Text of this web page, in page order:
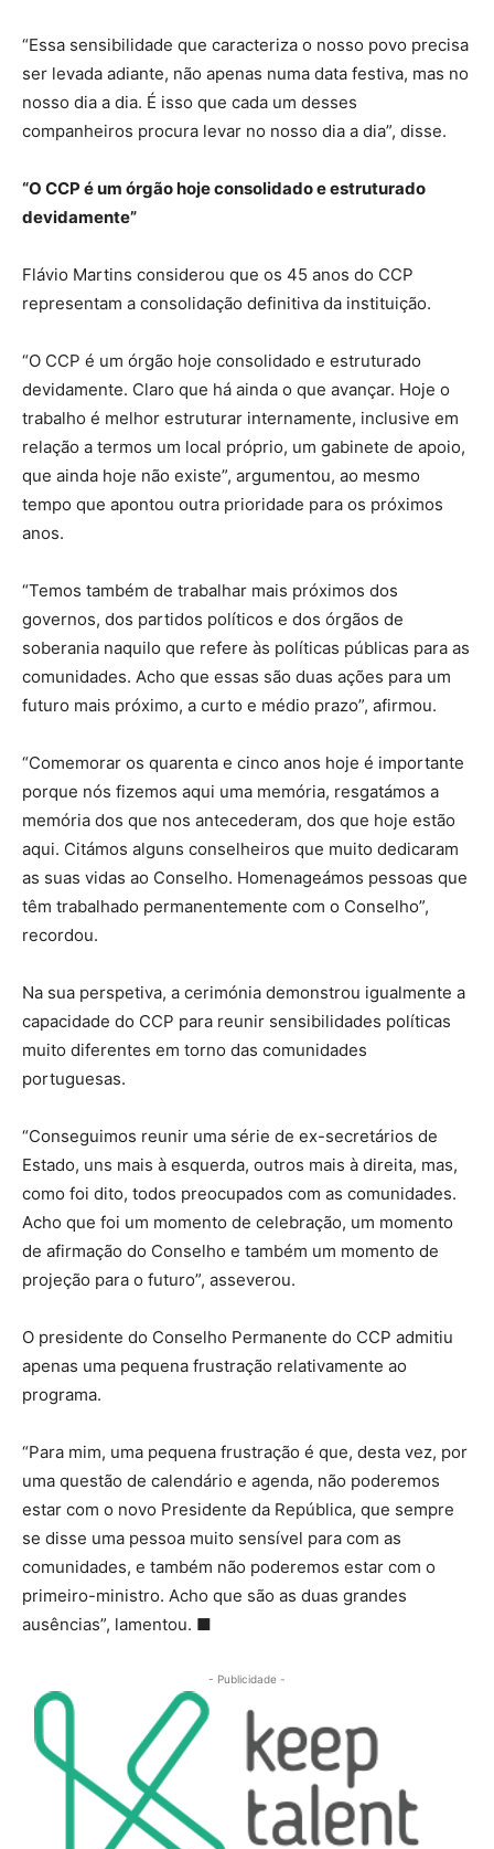
“Essa sensibilidade que caracteriza o nosso povo precisa
ser levada adiante, não apenas numa data festiva, mas no
nosso dia a dia. É isso que cada um desses
companheiros procura levar no nosso dia a dia”, disse.
“O CCP é um órgão hoje consolidado e estruturado
devidamente”
Flávio Martins considerou que os 45 anos do CCP
representam a consolidação definitiva da instituição.
“O CCP é um órgão hoje consolidado e estruturado
devidamente. Claro que há ainda o que avançar. Hoje o
trabalho é melhor estruturar internamente, inclusive em
relação a termos um local próprio, um gabinete de apoio,
que ainda hoje não existe”, argumentou, ao mesmo
tempo que apontou outra prioridade para os próximos
anos.
“Temos também de trabalhar mais próximos dos
governos, dos partidos políticos e dos órgãos de
soberania naquilo que refere às políticas públicas para as
comunidades. Acho que essas são duas ações para um
futuro mais próximo, a curto e médio prazo”, afirmou.
“Comemorar os quarenta e cinco anos hoje é importante
porque nós fizemos aqui uma memória, resgatámos a
memória dos que nos antecederam, dos que hoje estão
aqui. Citámos alguns conselheiros que muito dedicaram
as suas vidas ao Conselho. Homenageámos pessoas que
têm trabalhado permanentemente com o Conselho”,
recordou.
Na sua perspetiva, a cerimónia demonstrou igualmente a
capacidade do CCP para reunir sensibilidades políticas
muito diferentes em torno das comunidades
portuguesas.
“Conseguimos reunir uma série de ex-secretários de
Estado, uns mais à esquerda, outros mais à direita, mas,
como foi dito, todos preocupados com as comunidades.
Acho que foi um momento de celebração, um momento
de afirmação do Conselho e também um momento de
projeção para o futuro”, asseverou.
O presidente do Conselho Permanente do CCP admitiu
apenas uma pequena frustração relativamente ao
programa.
“Para mim, uma pequena frustração é que, desta vez, por
uma questão de calendário e agenda, não poderemos
estar com o novo Presidente da República, que sempre
se disse uma pessoa muito sensível para com as
comunidades, e também não poderemos estar com o
primeiro-ministro. Acho que são as duas grandes
ausências”, lamentou. ■
- Publicidade -